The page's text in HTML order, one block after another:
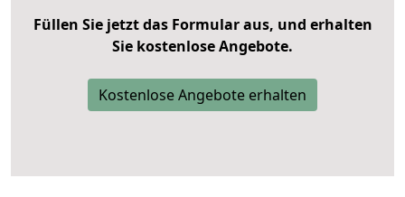
Füllen Sie jetzt das Formular aus, und erhalten
Sie kostenlose Angebote.
Kostenlose Angebote erhalten